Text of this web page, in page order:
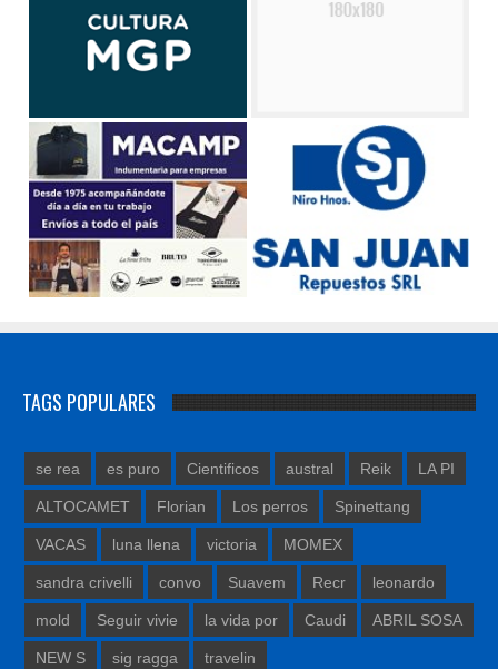
TAGS POPULARES
se rea es puro Cientificos austral Reik LA PI
ALTOCAMET Florian Los perros Spinettang
VACAS luna llena victoria MOMEX
sandra crivelli convo Suavem Recr leonardo
mold Seguir vivie la vida por Caudi ABRIL SOSA
NEW S sig ragga travelin